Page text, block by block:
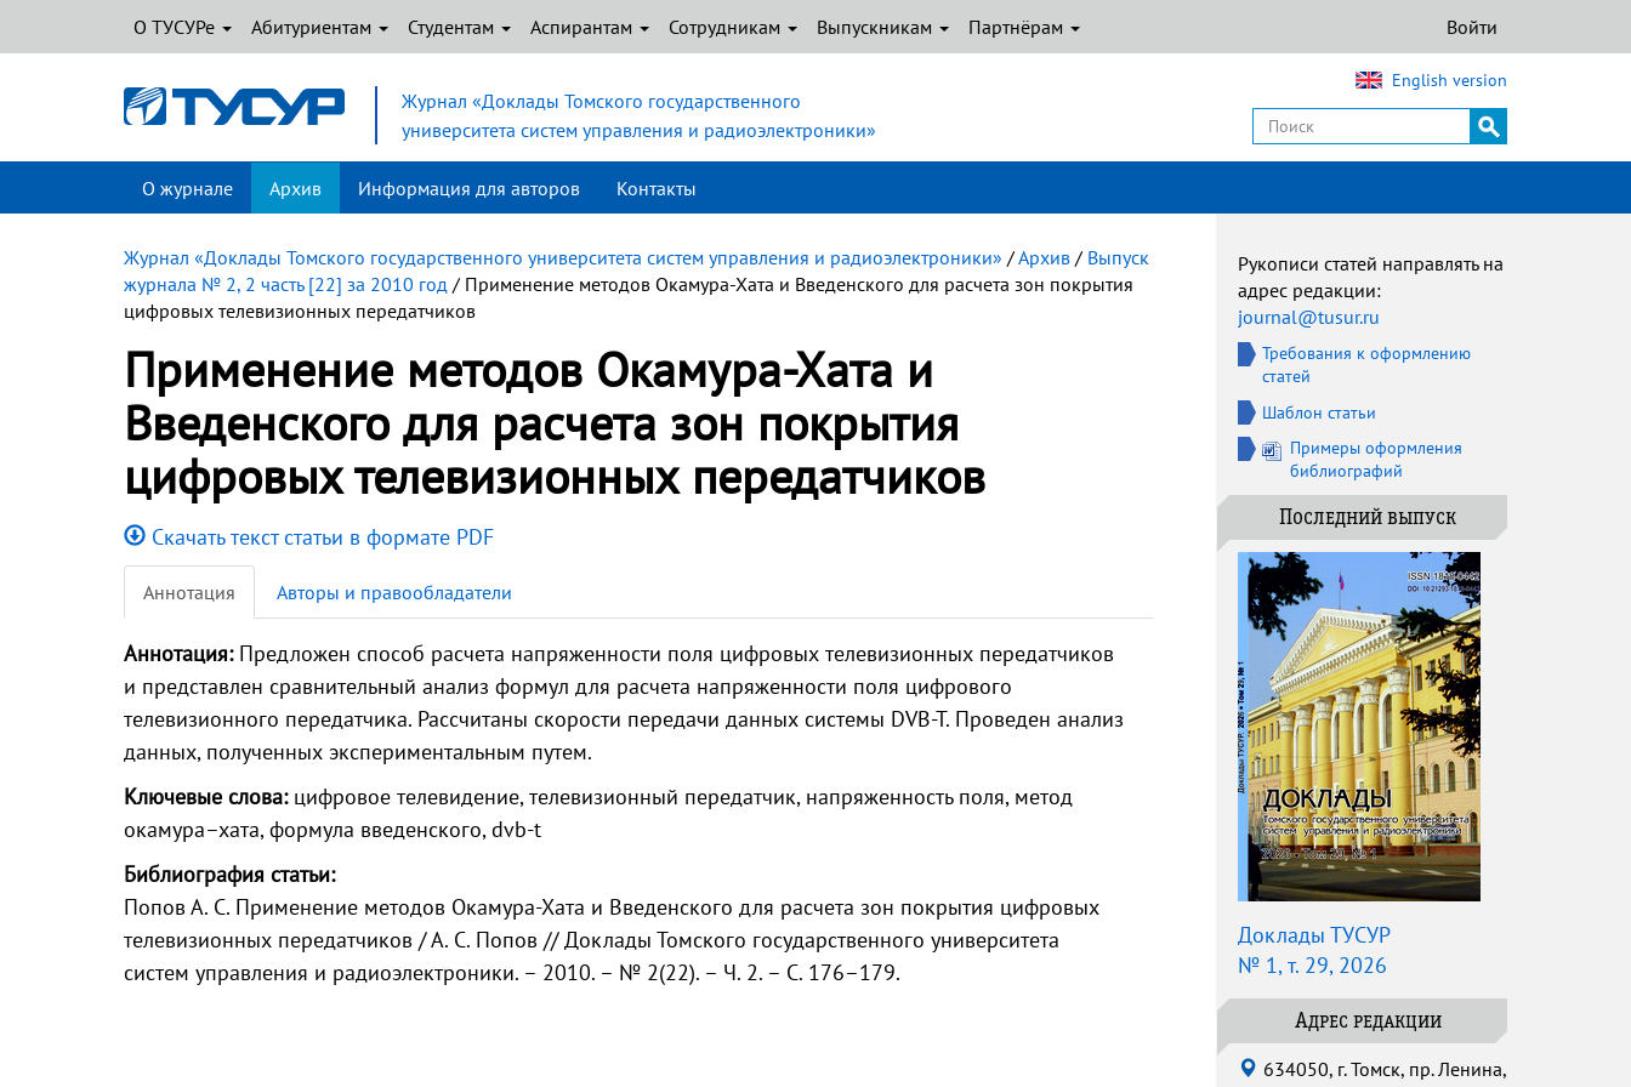
О ТУСУРе Абитуриентам Студентам Аспирантам Сотрудникам Выпускникам Партнёрам Войти
Журнал «Доклады Томского государственного
университета систем управления и радиоэлектроники»
English version
О журнале Архив Информация для авторов Контакты
Журнал «Доклады Томского государственного университета систем управления и радиоэлектроники» /Архив / Выпуск
журнала № 2, 2 часть [22] за 2010 год / Применение методов Окамура-Хата и Введенского для расчета зон покрытия
цифровых телевизионных передатчиков
Применение методов Окамура-Хата и
Введенского для расчета зон покрытия
цифровых телевизионных передатчиков
Скачать текст статьи в формате PDF
Аннотация Авторы и правообладатели
Аннотация:Предложен способ расчета напряженности поля цифровых телевизионных передатчиков
и представлен сравнительный анализ формул для расчета напряженности поля цифрового
телевизионного передатчика. Рассчитаны скорости передачи данных системы DVB-T. Проведен анализ
данных, полученных экспериментальным путем.
Ключевые слова:цифровое телевидение, телевизионный передатчик, напряженность поля, метод
окамура–хата, формула введенского, dvb-t
Библиография статьи:
Попов А. С. Применение методов Окамура-Хата и Введенского для расчета зон покрытия цифровых
телевизионных передатчиков / А. С. Попов // Доклады Томского государственного университета
систем управления и радиоэлектроники. – 2010. – № 2(22). – Ч. 2. – С. 176–179.
Рукописи статей направлять на
адрес редакции:
journal@tusur.ru
Требования к оформлению
статей
Шаблон статьи
Примеры оформления
библиографий
Последний выпуск
Доклады ТУСУР
№ 1, т. 29, 2026
Адрес редакции
634050, г. Томск, пр. Ленина,